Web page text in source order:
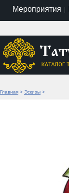
Мероприятия |
Главная > Эскизы >